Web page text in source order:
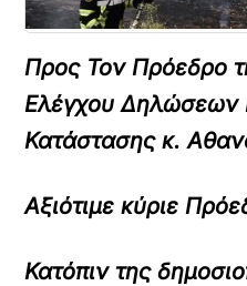
Προς Τον Πρόεδρο
Ελέγχου Δηλώσεων
Κατάστασης κ.
Αξιότιμε κύριε
Κατόπιν της